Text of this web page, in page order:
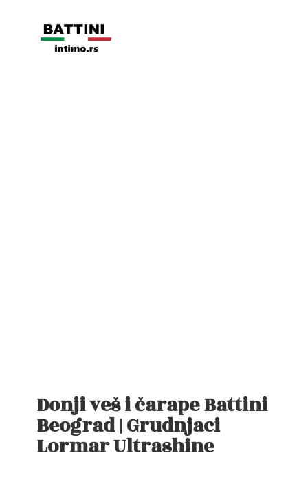
Donji veš i čarape Battini
Beograd | Grudnjaci
Lormar Ultrashine